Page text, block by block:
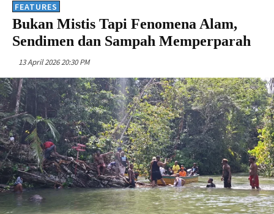
FEATURES
Bukan Mistis Tapi Fenomena Alam,
Sendimen dan Sampah Memperparah
13 April 2026 20:30 PM